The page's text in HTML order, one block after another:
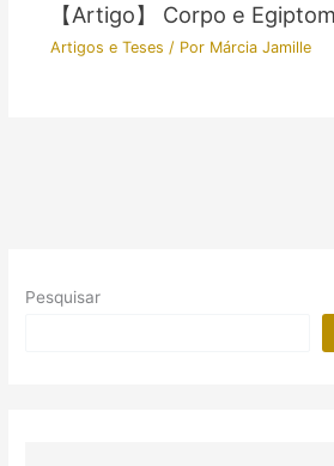
【Artigo】 Corpo e
Artigos e Teses / Por Márcia Jamille
Pesquisar